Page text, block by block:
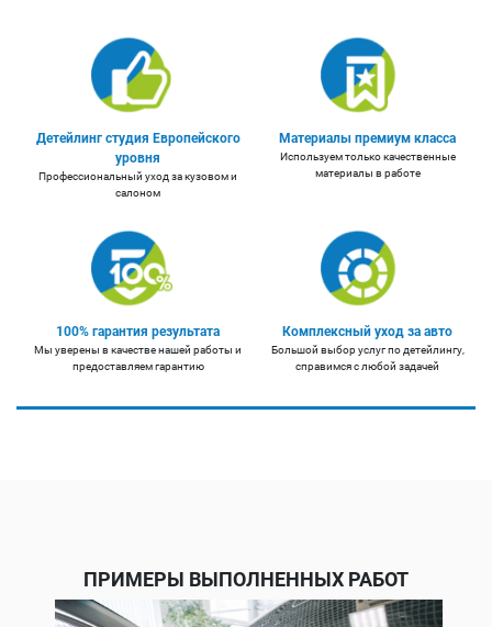
Детейлинг студия Европейского
уровня
Профессиональный уход за кузовом и
салоном
Материалы премиум класса
Используем только качественные
материалы в работе
100% гарантия результата
Мы уверены в качестве нашей работы и
предоставляем гарантию
Комплексный уход за авто
Большой выбор услуг по детейлингу,
справимся с любой задачей
ПРИМЕРЫ ВЫПОЛНЕННЫХ РАБОТ